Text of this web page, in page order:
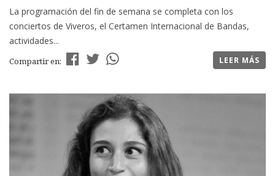
La programación del fin de semana se completa con los
conciertos de Viveros, el Certamen Internacional de Bandas,
actividades...
Compartir en: LEER MÁS